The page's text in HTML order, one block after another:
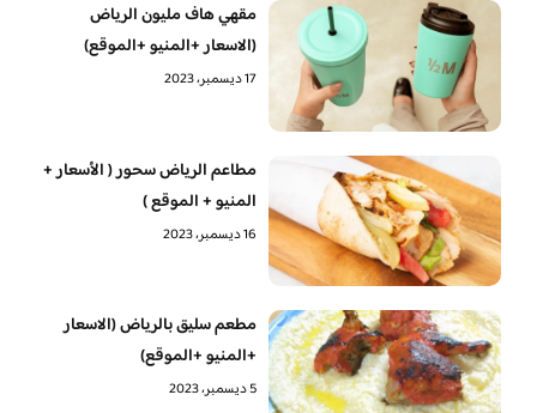
مقهي هاف مليون الرياض
(الاسعار +المنيو +الموقع)
17 ديسمبر، 2023
مطاعم الرياض سحور ( الأسعار +
المنيو + الموقع )
16 ديسمبر، 2023
مطعم سليق بالرياض (الاسعار
+المنيو +الموقع)
5 ديسمبر، 2023